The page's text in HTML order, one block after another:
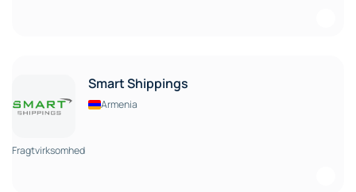
Smart Shippings
Armenia
Fragtvirksomhed